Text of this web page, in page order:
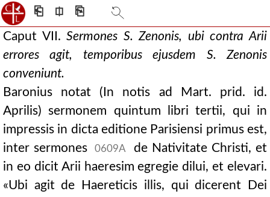
⎗ ⎅ ⎘
Caput VII.Sermones S. Zenonis, ubi contra Arii
errores agit, temporibus ejusdem S. Zenonis
conveniunt.
Baronius notat (In notis ad Mart. prid. id.
Aprilis) sermonem quintum libri tertii, qui in
impressis in dicta editione Parisiensi primus est,
inter sermones
0609A
de Nativitate Christi, et
in eo dicit Arii haeresim egregie dilui, et elevari.
«Ubi agit de Haereticis illis, qui dicerent Dei